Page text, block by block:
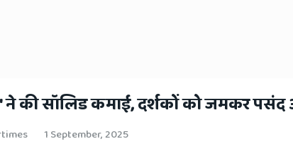
ने की सॉलिड कमाई, दर्शकों को जमकर
1 September, 2025